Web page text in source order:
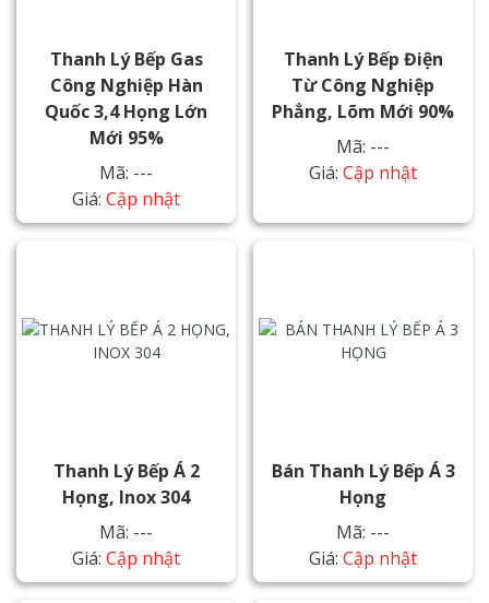
Thanh Lý Bếp Gas
Công Nghiệp Hàn
Quốc 3,4 Họng Lớn
Mới 95%
Mã: ---
Giá: Cập nhật
Thanh Lý Bếp Điện
Từ Công Nghiệp
Phẳng, Lõm Mới 90%
Mã: ---
Giá: Cập nhật
Thanh Lý Bếp Á 2
Họng, Inox 304
Mã: ---
Giá: Cập nhật
Bán Thanh Lý Bếp Á 3
Họng
Mã: ---
Giá: Cập nhật